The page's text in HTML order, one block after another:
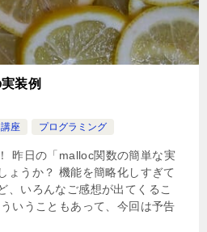
装例
座
プログラミング
昨日の「malloc関数の簡単な実
ょうか？ 機能を簡略化しすぎて
、いろんなご感想が出てくるこ
いうこともあって、今回は予告